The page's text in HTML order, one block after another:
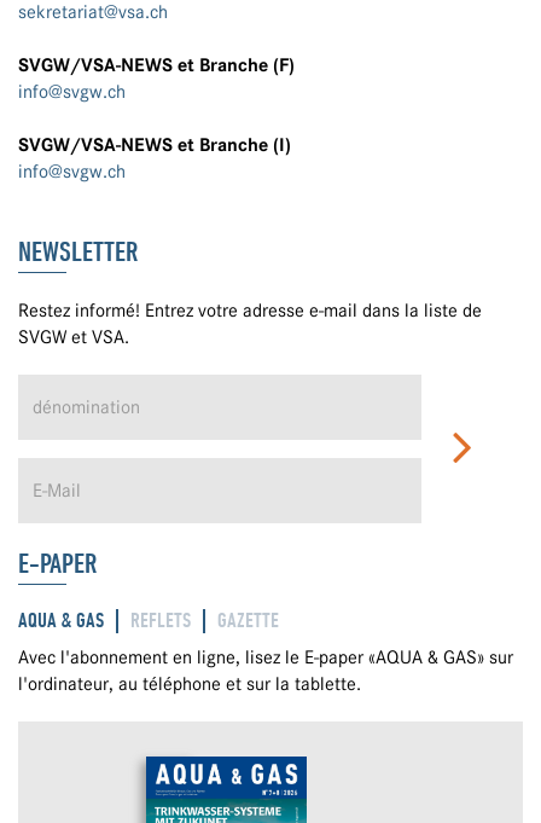
sekretariat@vsa.ch
SVGW/VSA-NEWS et Branche (F)
info@svgw.ch
SVGW/VSA-NEWS et Branche (I)
info@svgw.ch
NEWSLETTER
Restez informé! Entrez votre adresse e-mail dans la liste de
SVGW et VSA.
E-PAPER
AQUA & GAS REFLETS GAZETTE
Avec l'abonnement en ligne, lisez le E-paper «AQUA & GAS» sur
l'ordinateur, au téléphone et sur la tablette.